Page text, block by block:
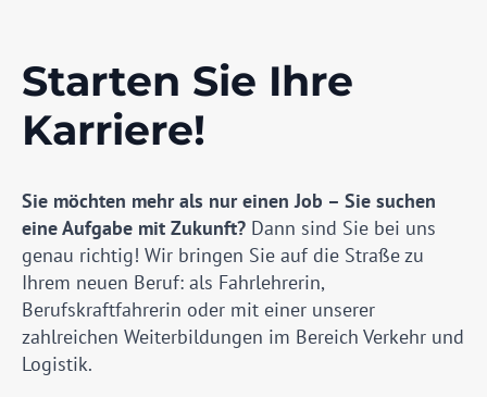
Starten Sie Ihre
Karriere!
Sie möchten mehr als nur einen Job – Sie suchen
eine Aufgabe mit Zukunft? Dann sind Sie bei uns
genau richtig! Wir bringen Sie auf die Straße zu
Ihrem neuen Beruf: als Fahrlehrerin,
Berufskraftfahrerin oder mit einer unserer
zahlreichen Weiterbildungen im Bereich Verkehr und
Logistik.